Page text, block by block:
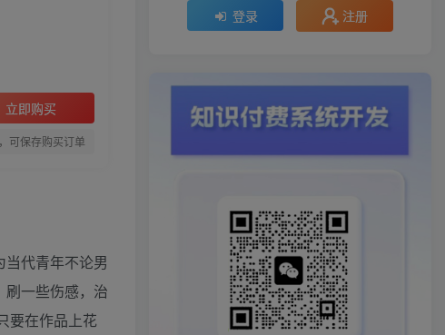
立即购买
可保存购买订单
代青年不论男
一些伤感，治
要在作品上花
登录 注册